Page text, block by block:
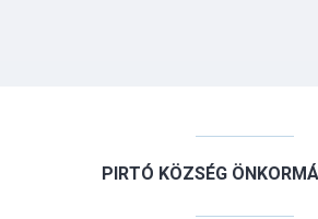
PIRTÓ KÖZSÉG